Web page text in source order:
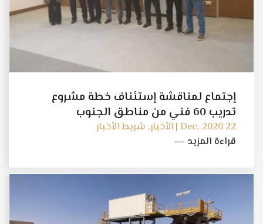
إجتماع لمناقشة إستئناف خطة مشروع
تدريب 60 فني من مناطق الجنوب
22 Dec, 2020 | الأخبار, شريط الأخبار
قراءة المزيد